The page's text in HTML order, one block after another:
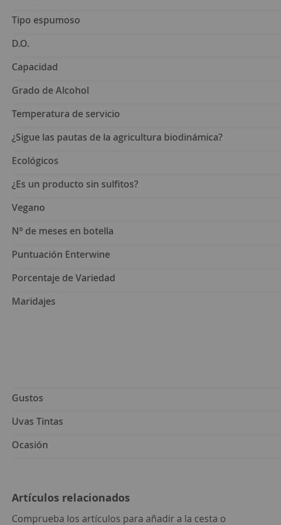
Tipo espumoso
D.O.
Capacidad
Grado de Alcohol
Temperatura de servicio
¿Sigue las pautas de la agricultura biodinámica?
Ecológicos
¿Es un producto sin sulfitos?
Vegano
Nº de meses en botella
Puntuación Enterwine
Porcentaje de Variedad
Maridajes
Gustos
Uvas Tintas
Ocasión
Artículos relacionados
Comprueba los artículos para añadir a la cesta o